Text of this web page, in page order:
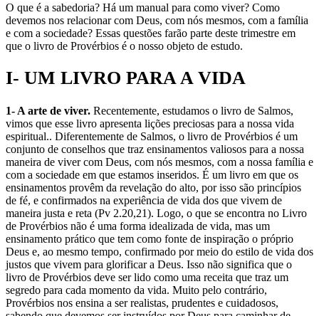
O que é a sabedoria? Há um manual para como viver? Como
devemos nos relacionar com Deus, com nós mesmos, com a família
e com a sociedade? Essas questões farão parte deste trimestre em
que o livro de Provérbios é o nosso objeto de estudo.
I- UM LIVRO PARA A VIDA
1- A arte de viver. Recentemente, estudamos o livro de Salmos,
vimos que esse livro apresenta lições preciosas para a nossa vida
espiritual.. Diferentemente de Salmos, o livro de Provérbios é um
conjunto de conselhos que traz ensinamentos valiosos para a nossa
maneira de viver com Deus, com nós mesmos, com a nossa família e
com a sociedade em que estamos inseridos. É um livro em que os
ensinamentos provêm da revelação do alto, por isso são princípios
de fé, e confirmados na experiência de vida dos que vivem de
maneira justa e reta (Pv 2.20,21). Logo, o que se encontra no Livro
de Provérbios não é uma forma idealizada de vida, mas um
ensinamento prático que tem como fonte de inspiração o próprio
Deus e, ao mesmo tempo, confirmado por meio do estilo de vida dos
justos que vivem para glorificar a Deus. Isso não significa que o
livro de Provérbios deve ser lido como uma receita que traz um
segredo para cada momento da vida. Muito pelo contrário,
Provérbios nos ensina a ser realistas, prudentes e cuidadosos,